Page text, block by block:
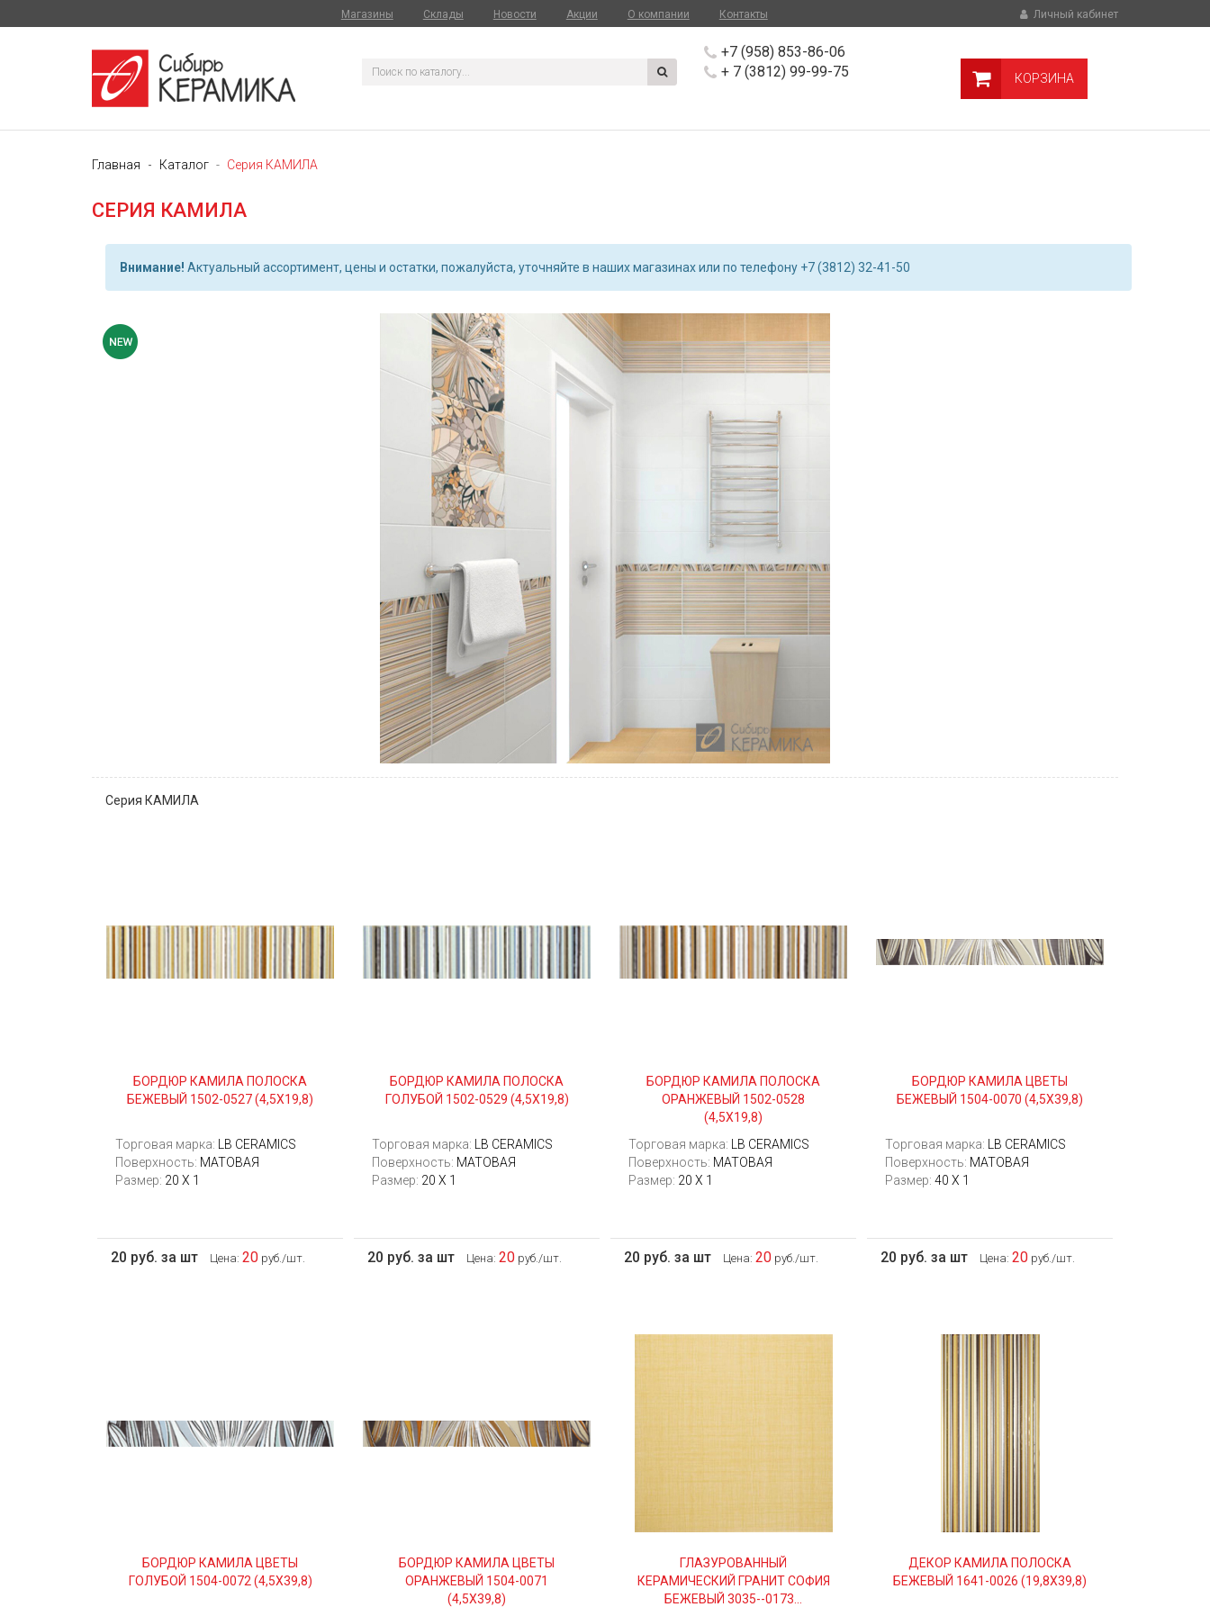
Магазины Склады Новости Акции О компании Контакты Личный кабинет
+7 (958) 853-86-06
+ 7 (3812) 99-99-75
КОРЗИНА
Главная Каталог Серия КАМИЛА
СЕРИЯ КАМИЛА
Внимание! Актуальный ассортимент, цены и остатки, пожалуйста, уточняйте в наших магазинах или по телефону +7 (3812) 32-41-50
Серия КАМИЛА
БОРДЮР КАМИЛА ПОЛОСКА
БЕЖЕВЫЙ 1502-0527 (4,5Х19,8)
Торговая марка:
LB CERAMICS
Поверхность: МАТОВАЯ
Размер: 20 Х 1
20 руб. за шт Цена: 20 руб./шт.
БОРДЮР КАМИЛА ПОЛОСКА
ГОЛУБОЙ 1502-0529 (4,5Х19,8)
Торговая марка:
LB CERAMICS
Поверхность: МАТОВАЯ
Размер: 20 Х 1
20 руб. за шт Цена: 20 руб./шт.
БОРДЮР КАМИЛА ПОЛОСКА
ОРАНЖЕВЫЙ 1502-0528
(4,5Х19,8)
Торговая марка:
LB CERAMICS
Поверхность: МАТОВАЯ
Размер: 20 Х 1
20 руб. за шт Цена: 20 руб./шт.
БОРДЮР КАМИЛА ЦВЕТЫ
БЕЖЕВЫЙ 1504-0070 (4,5Х39,8)
Торговая марка:
LB CERAMICS
Поверхность: МАТОВАЯ
Размер: 40 Х 1
20 руб. за шт Цена: 20 руб./шт.
БОРДЮР КАМИЛА ЦВЕТЫ
ГОЛУБОЙ 1504-0072 (4,5Х39,8)
БОРДЮР КАМИЛА ЦВЕТЫ
ОРАНЖЕВЫЙ 1504-0071
(4,5Х39,8)
ГЛАЗУРОВАННЫЙ
КЕРАМИЧЕСКИЙ ГРАНИТ СОФИЯ
БЕЖЕВЫЙ 3035--0173...
ДЕКОР КАМИЛА ПОЛОСКА
БЕЖЕВЫЙ 1641-0026 (19,8Х39,8)